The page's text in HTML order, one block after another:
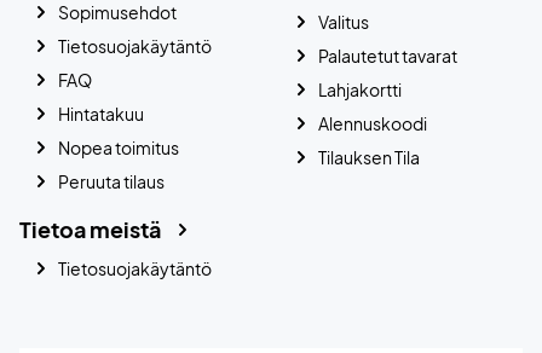
Sopimusehdot
Tietosuojakäytäntö
FAQ
Hintatakuu
Nopea toimitus
Peruuta tilaus
Valitus
Palautetut tavarat
Lahjakortti
Alennuskoodi
Tilauksen Tila
Tietoa meistä
Tietosuojakäytäntö